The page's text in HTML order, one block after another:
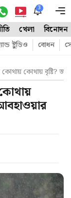
3
খেলা বিনোদন
ষ্টুডিও বোধন
কোথায় কোথায় বৃষ্টি?